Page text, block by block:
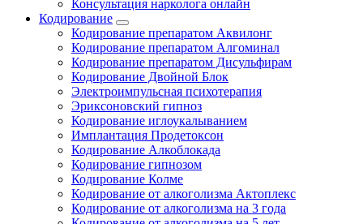
Консультация нарколога онлайн
Кодирование
Кодирование препаратом Аквилонг
Кодирование препаратом Алгоминал
Кодирование препаратом Дисульфирам
Кодирование Двойной Блок
Электроимпульсная психотерапия
Эриксоновский гипноз
Кодирование иглоукалыванием
Имплантация Продетоксон
Кодирование Алкоблокада
Кодирование гипнозом
Кодирование Колме
Кодирование от алкоголизма Актоплекс
Кодирование от алкоголизма на 3 года